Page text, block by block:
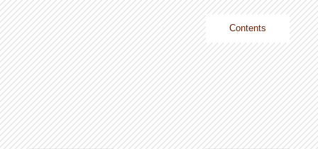
沖縄・東京
Contents
Home
Identity
Works
About
Recruit
Contact